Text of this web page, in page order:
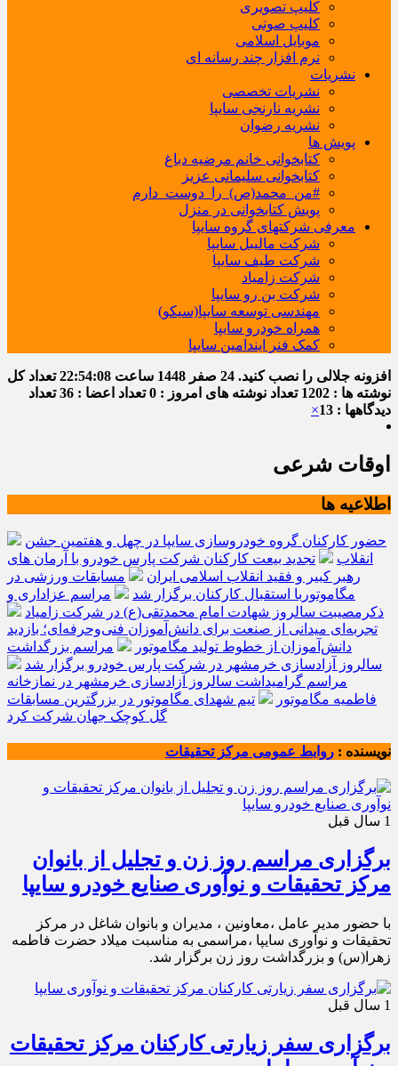
کلیپ تصویری
کلیپ صوتی
موبایل اسلامی
نرم افزار چند رسانه ای
نشریات
نشریات تخصصی
نشریه نارنجی سایپا
نشریه رضوان
پویش ها
کتابخوانی خانم مرضیه دباغ
کتابخوانی سلیمانی عزیز
#من_محمد(ص)_را_دوست_دارم
پویش کتابخوانی در منزل
معرفی شرکتهای گروه سایپا
شرکت مالیبل سایپا
شرکت طیف سایپا
شرکت زامیاد
شرکت بن رو سایپا
مهندسی توسعه سایپا(سیکو)
همراه خودرو سایپا
کمک فنر ایندامین سایپا
افزونه جلالی را نصب کنید. 24 صفر 1448 ساعت 22:54:08تعداد کل
نوشته ها : 1202
تعداد نوشته های امروز : 0 تعداد اعضا : 36
تعداد
دیدگاهها : 13
×
اوقات شرعی
اطلاعیه ها
حضور کارکنان گروه خودروسازی سایپا در چهل و هفتمین جشن
انقلاب
تجدید بیعت کارکنان شرکت پارس خودرو با آرمان های
رهبر کبیر و فقید انقلاب اسلامی ایران
مسابقات ورزشی در
مگاموتوربا استقبال کارکنان برگزار شد
مراسم عزاداری و
ذکرمصیبت سالروز شهادت امام محمدتقی(ع) در شرکت زامیاد
تجربه‌ای میدانی از صنعت برای دانش‌آموزان فنی‌وحرفه‌ای؛ بازدید
دانش‌آموزان از خطوط تولید مگاموتور
مراسم بزرگداشت
سالروز آزادسازی خرمشهر در شرکت پارس خودرو برگزار شد
مراسم گرامیداشت سالروز آزادسازی خرمشهر در نمازخانه
فاطمیه مگاموتور
تیم شهدای مگاموتور در بزرگترین مسابقات
گل کوچک جهان شرکت کرد
نویسنده : روابط عمومی مرکز تحقیقات
1 سال قبل
️برگزاری مراسم روز زن و تجلیل از بانوان
مرکز تحقیقات و نوآوری صنایع خودرو سایپا
با حضور مدیر عامل ،معاونین ، مدیران و بانوان شاغل در مرکز
تحقیقات و نوآوری سایپا ،مراسمی به مناسبت میلاد حضرت فاطمه
زهرا(س) و بزرگداشت روز زن برگزار شد.
1 سال قبل
برگزاری سفر زیارتی کارکنان مرکز تحقیقات